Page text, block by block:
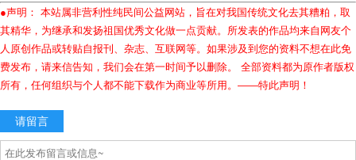
●声明： 本站属非营利性纯民间公益网站，旨在对我国传统文化去其糟粕，取
其精华，为继承和发扬祖国优秀文化做一点贡献。所发表的作品均来自网友个
人原创作品或转贴自报刊、杂志、互联网等。如果涉及到您的资料不想在此免
费发布，请来信告知，我们会在第一时间予以删除。 全部资料都为原作者版权
所有，任何组织与个人都不能下载作为商业等所用。——特此声明！
请留言